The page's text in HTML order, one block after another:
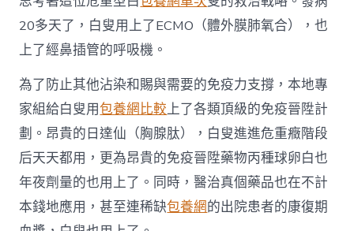
20多天了，白叟用上了ECMO（體外膜肺氧合），也
上了經鼻插管的呼吸機。
為了防止其他沾染和賜與需要的免疫力支撐，本地專
家組給白叟用包養網比較上了各類頂級的免疫晉陞計
劃。昂貴的日達仙（胸腺肽），白叟進進危重癥階段
后天天都用，更為昂貴的免疫晉陞藥物丙種球卵白也
年夜劑量的也用上了。同時，醫治真個藥品也在不計
本錢地應用，甚至連稀缺包養網的出院患者的康復期